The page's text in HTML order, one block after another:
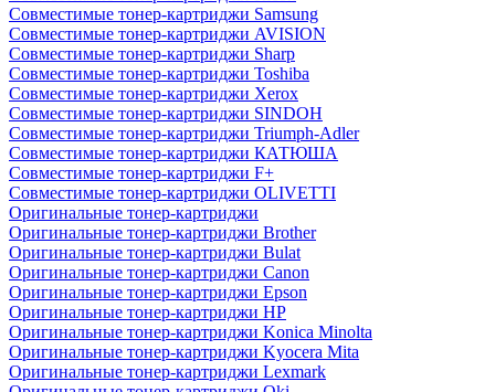
Совместимые тонер-картриджи Samsung
Совместимые тонер-картриджи AVISION
Совместимые тонер-картриджи Sharp
Совместимые тонер-картриджи Toshiba
Совместимые тонер-картриджи Xerox
Совместимые тонер-картриджи SINDOH
Совместимые тонер-картриджи Triumph-Adler
Совместимые тонер-картриджи КАТЮША
Совместимые тонер-картриджи F+
Совместимые тонер-картриджи OLIVETTI
Оригинальные тонер-картриджи
Оригинальные тонер-картриджи Brother
Оригинальные тонер-картриджи Bulat
Оригинальные тонер-картриджи Canon
Оригинальные тонер-картриджи Epson
Оригинальные тонер-картриджи HP
Оригинальные тонер-картриджи Konica Minolta
Оригинальные тонер-картриджи Kyocera Mita
Оригинальные тонер-картриджи Lexmark